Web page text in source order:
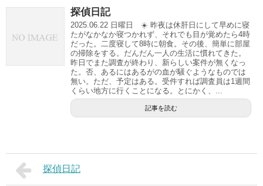
探偵日記
2025.06.22 日曜日 ☀️ 昨夜は休肝日にして早めに寝
たがなかなか寝つかれず、それでも目が覚めたら4時
だった。二度寝して8時に朝食。その後、簡単に部屋
の掃除をする。だんだん一人の生活に慣れてきた。
昨日でまた調査が終わり、新らしい案件が無くなっ
た。否、あるにはあるがの血が騒ぐようなものでは
無い。ただ、予定はある。受件すれば調査員は1週間
くらい地方に行くことになる。とにかく、...
記事を読む
探偵日記